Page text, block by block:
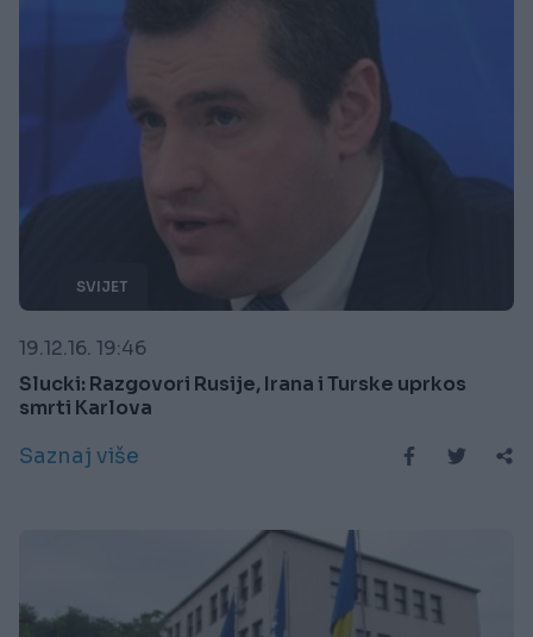
SVIJET
19.12.16. 19:46
Slucki: Razgovori Rusije, Irana i Turske uprkos
smrti Karlova
Saznaj više